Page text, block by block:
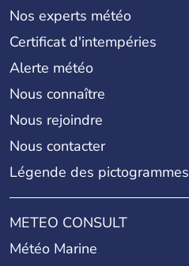
Nos experts météo
Certificat d'intempéries
Alerte météo
Nous connaître
Nous rejoindre
Nous contacter
Légende des pictogrammes
METEO CONSULT
Météo Marine